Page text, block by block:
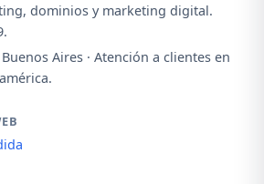
dominios y marketing digital.
Aires · Atención a clientes en